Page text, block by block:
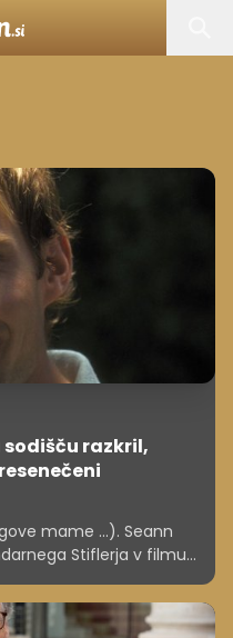
sodišču razkril,
mame ...). Seann
Stiflerja v filmu
na sodišču zaradi
zaslužke, vrednost
stroške.